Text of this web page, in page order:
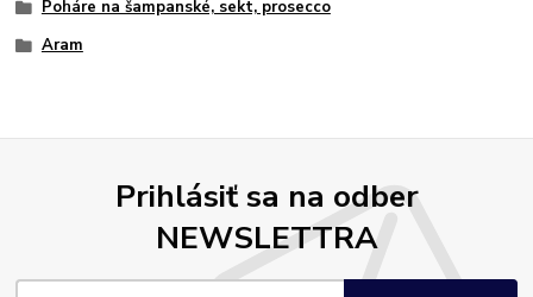
Poháre na šampanské, sekt, prosecco
Aram
Prihlásiť sa na odber
NEWSLETTRA